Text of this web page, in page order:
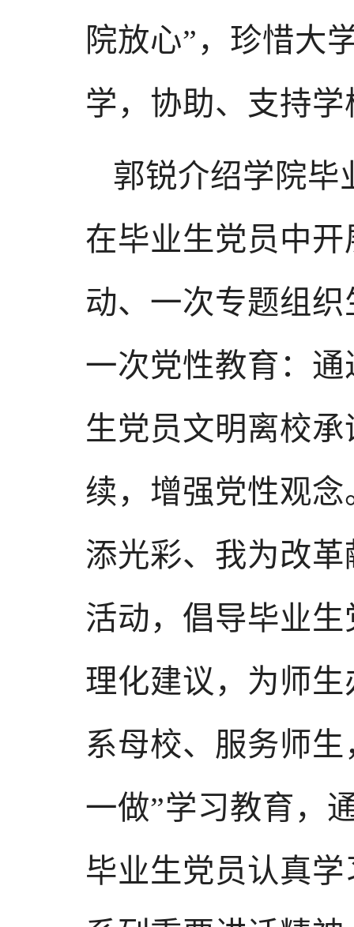
院放心”，珍惜大
学，协助、支持
郭锐介绍学院毕
在毕业生党员中
动、一次专题组
一次党性教育：
生党员文明离校
续，增强党性观
添光彩、我为改
活动，倡导毕业
理化建议，为师
系母校、服务师
一做”学习教育，
毕业生党员认真